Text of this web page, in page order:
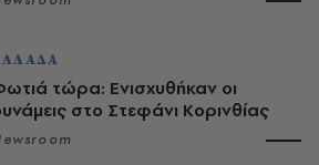
τώρα: Ενισχυθήκαν οι
στο Στεφάνι Κορινθίας